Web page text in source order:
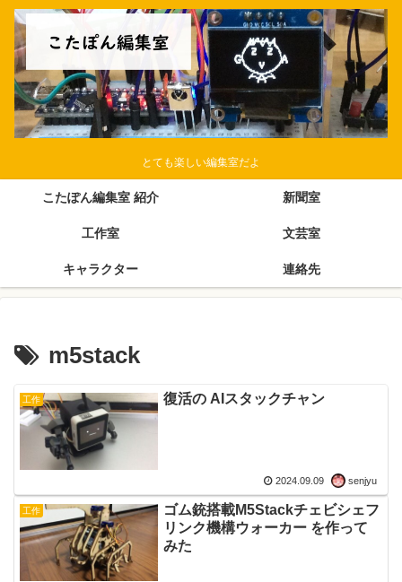
とても楽しい編集室だよ
こたぽん編集室 紹介 新聞室
工作室 文芸室
キャラクター 連絡先
m5stack
工作 復活の AIスタックチャン
2024.09.09 senjyu
工作
ゴム銃搭載M5Stackチェビシェフ
リンク機構ウォーカー を作って
みた